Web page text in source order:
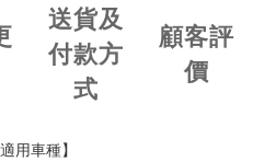
送貨及
付款方
式
顧客評
價
適用車種】